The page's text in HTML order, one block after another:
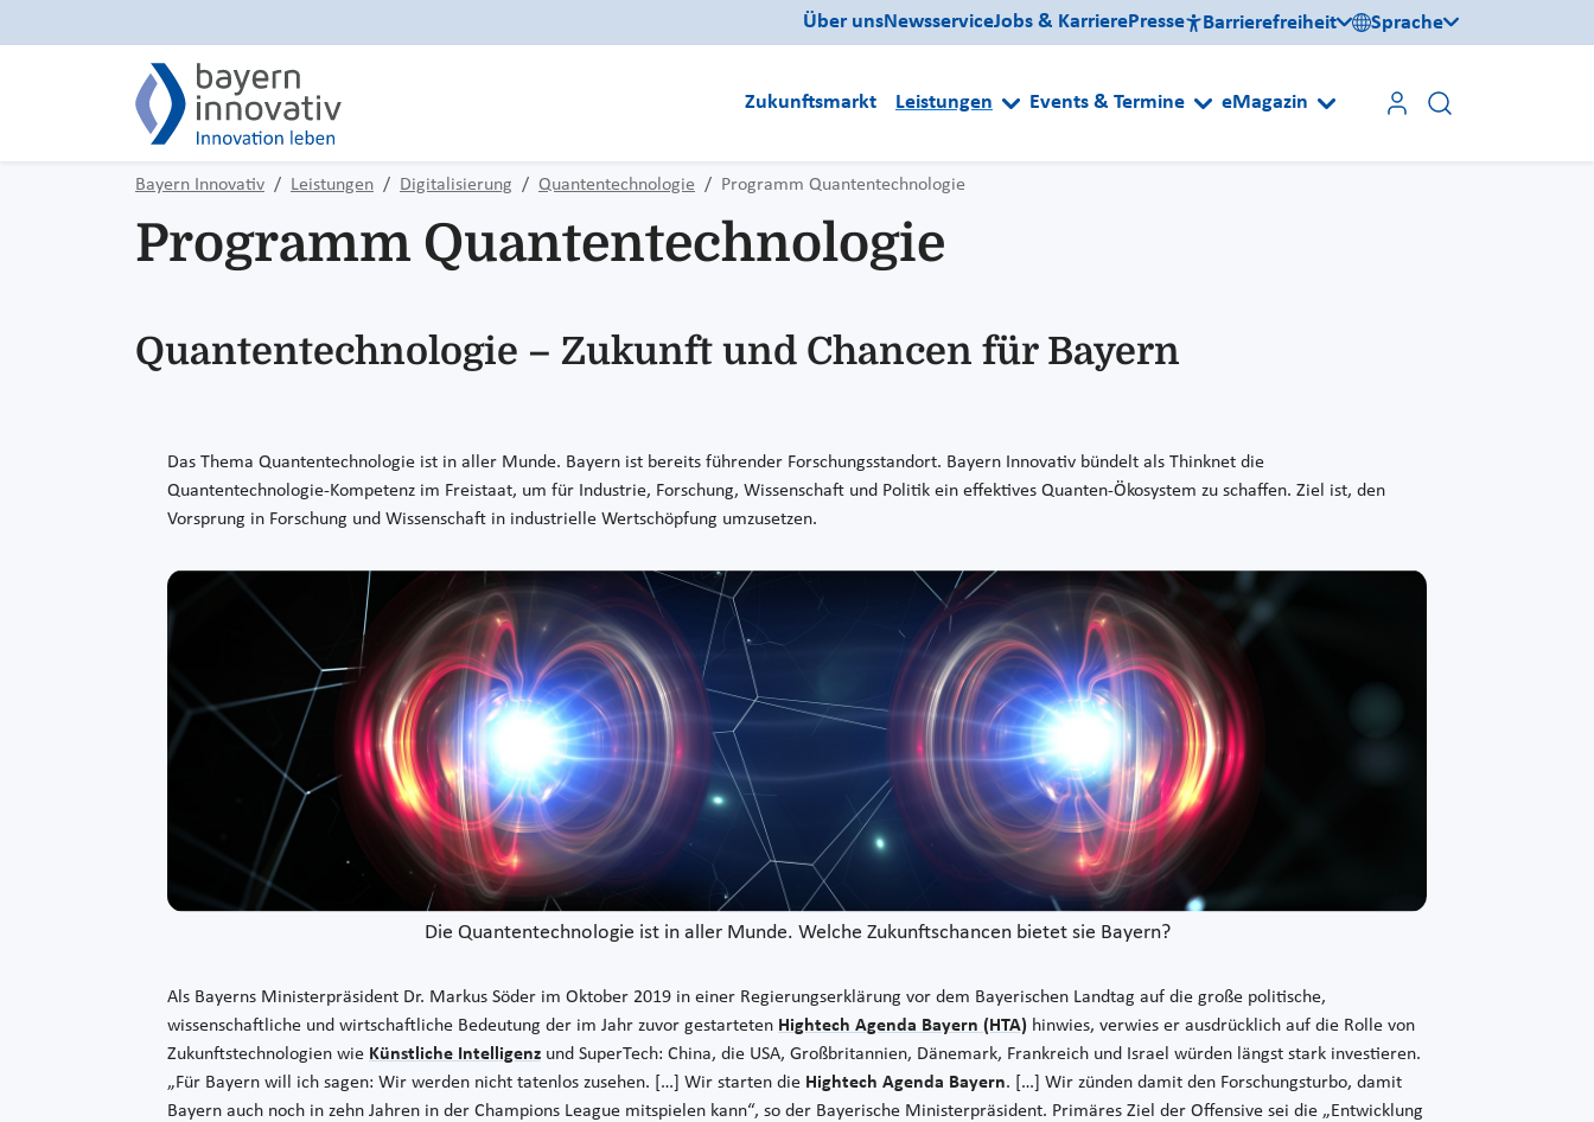
Über unsNewsserviceJobs & KarrierePresse Barrierefreiheit Sprache
Zukunftsmarkt Leistungen Events & Termine eMagazin
Bayern Innovativ Leistungen Digitalisierung Quantentechnologie Programm Quantentechnologie
Programm Quantentechnologie
Quantentechnologie – Zukunft und Chancen für Bayern
Das Thema Quantentechnologie ist in aller Munde. Bayern ist bereits führender Forschungsstandort. Bayern Innovativ bündelt als Thinknet die
Quantentechnologie-Kompetenz im Freistaat, um für Industrie, Forschung, Wissenschaft und Politik ein effektives Quanten-Ökosystem zu schaffen. Ziel ist, den
Vorsprung in Forschung und Wissenschaft in industrielle Wertschöpfung umzusetzen.
Die Quantentechnologie ist in aller Munde. Welche Zukunftschancen bietet sie Bayern?
Als Bayerns Ministerpräsident Dr. Markus Söder im Oktober 2019 in einer Regierungserklärung vor dem Bayerischen Landtag auf die große politische,
wissenschaftliche und wirtschaftliche Bedeutung der im Jahr zuvor gestarteten Hightech Agenda Bayern (HTA) hinwies, verwies er ausdrücklich auf die Rolle von
Zukunftstechnologien wie Künstliche Intelligenz und SuperTech: China, die USA, Großbritannien, Dänemark, Frankreich und Israel würden längst stark investieren.
„Für Bayern will ich sagen: Wir werden nicht tatenlos zusehen. […] Wir starten die Hightech Agenda Bayern. […] Wir zünden damit den Forschungsturbo, damit
Bayern auch noch in zehn Jahren in der Champions League mitspielen kann“, so der Bayerische Ministerpräsident. Primäres Ziel der Offensive sei die „Entwicklung